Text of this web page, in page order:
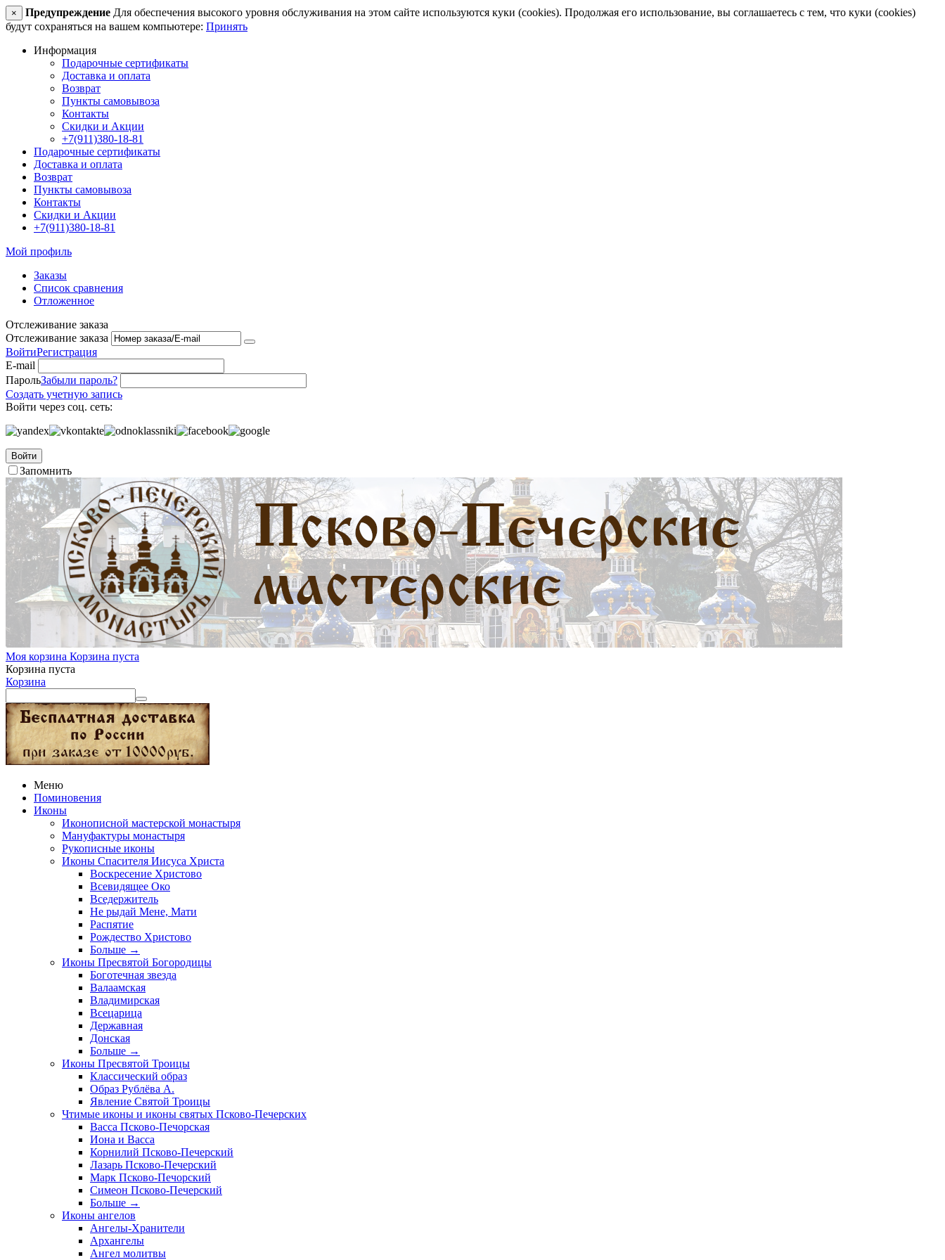
× Предупреждение Для обеспечения высокого уровня обслуживания на этом сайте используются куки (cookies). Продолжая его использование, вы соглашаетесь с тем, что куки (cookies)
будут сохраняться на вашем компьютере: Принять
Информация
Подарочные сертификаты
Доставка и оплата
Возврат
Пункты самовывоза
Контакты
Скидки и Акции
+7(911)380-18-81
Подарочные сертификаты
Доставка и оплата
Возврат
Пункты самовывоза
Контакты
Скидки и Акции
+7(911)380-18-81
Мой профиль
Заказы
Список сравнения
Отложенное
Отслеживание заказа
Отслеживание заказа
ВойтиРегистрация
E-mail
ПарольЗабыли пароль?
Создать учетную запись
Войти через соц. сеть:
Войти
Запомнить
Моя корзина Корзина пуста
Корзина пуста
Корзина
Меню
Поминовения
Иконы
Иконописной мастерской монастыря
Мануфактуры монастыря
Рукописные иконы
Иконы Спасителя Иисуса Христа
Воскресение Христово
Всевидящее Око
Вседержитель
Не рыдай Мене, Мати
Распятие
Рождество Христово
Больше →
Иконы Пресвятой Богородицы
Боготечная звезда
Валаамская
Владимирская
Всецарица
Державная
Донская
Больше →
Иконы Пресвятой Троицы
Классический образ
Образ Рублёва А.
Явление Святой Троицы
Чтимые иконы и иконы святых Псково-Печерских
Васса Псково-Печорская
Иона и Васса
Корнилий Псково-Печерский
Лазарь Псково-Печерский
Марк Псково-Печорский
Симеон Псково-Печерский
Больше →
Иконы ангелов
Ангелы-Хранители
Архангелы
Ангел молитвы